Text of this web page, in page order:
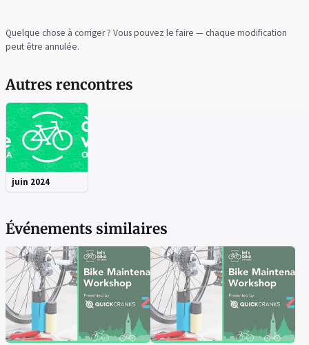
Quelque chose à corriger ? Vous pouvez le faire — chaque modification
peut être annulée.
Autres rencontres
juin 2024
Événements similaires